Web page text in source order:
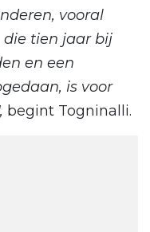
vooral
die tien jaar bij
en een
is voor
begint Togninalli.